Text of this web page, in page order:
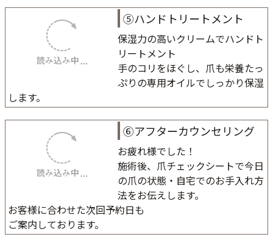
⑤ハンドトリートメント
保湿力の高いクリームでハンドト
リートメント
手のコリをほぐし、爪も栄養たっ
ぷりの専用オイルでしっかり保湿
します。
⑥アフターカウンセリング
お疲れ様でした！
施術後、爪チェックシートで今日
の爪の状態・自宅でのお手入れ方
法をお伝えします。
お客様に合わせた次回予約日も
ご案内しております。